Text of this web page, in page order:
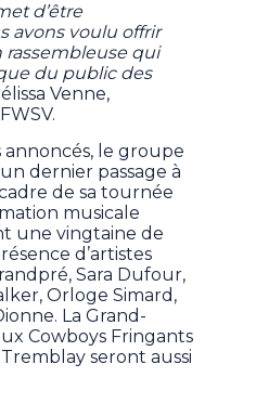
d’être
avons voulu offrir
qui
du public des
Venne,
annoncés, le groupe
dernier passage à
de sa tournée
musicale
une vingtaine de
d’artistes
Sara Dufour,
Orloge Simard,
La Grand-
Cowboys Fringants
seront aussi